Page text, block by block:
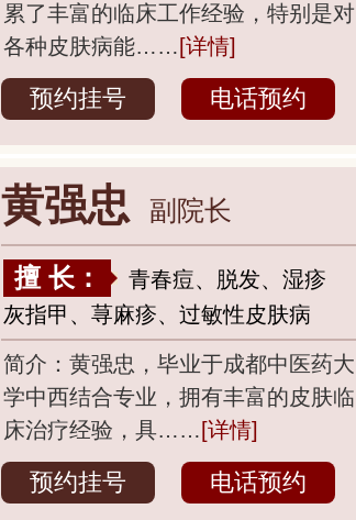
累了丰富的临床工作经验，特别是对
各种皮肤病能…… [详情]
预约挂号 电话预约
黄强忠 副院长
擅 长：
青春痘、脱发、湿疹
灰指甲、荨麻疹、过敏性皮肤病
简介：黄强忠，毕业于成都中医药大
学中西结合专业，拥有丰富的皮肤临
床治疗经验，具…… [详情]
预约挂号 电话预约